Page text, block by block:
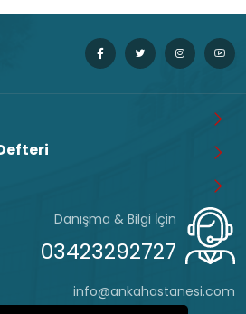
Danışma & Bilgi İçin
03423292727
info@ankahastanesi.com